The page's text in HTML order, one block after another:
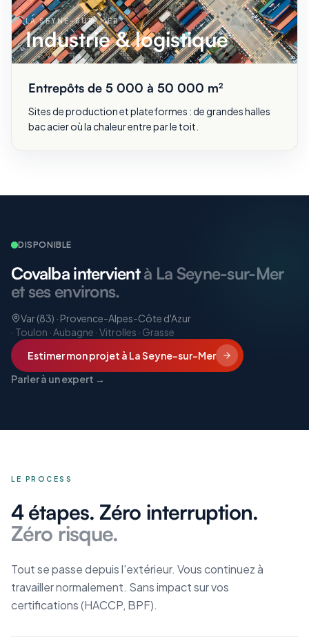
LA SEYNE-SUR-MER
Industrie & logistique
Entrepôts de 5 000 à 50 000 m²
Sites de production et plateformes : de grandes halles
bac acier où la chaleur entre par le toit.
DISPONIBLE
Covalba intervientà La Seyne-sur-Mer
et ses environs.
Var (83) · Provence-Alpes-Côte d'Azur
· Toulon · Aubagne · Vitrolles · Grasse
Estimer mon projet à La Seyne-sur-Mer
Parler à un expert →
LE PROCESS
4 étapes. Zéro interruption.
Zéro risque.
Tout se passe depuis l'extérieur. Vous continuez à
travailler normalement. Sans impact sur vos
certifications (HACCP, BPF).